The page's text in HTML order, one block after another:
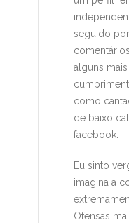
seguido
alguns
como
de baixo
facebook.
Eu sinto
imagina a
Ofensas